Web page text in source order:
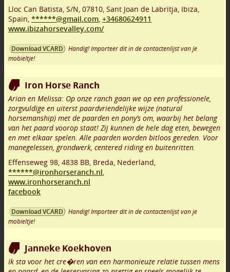
Lloc Can Batista, S/N, 07810, Sant Joan de Labritja, Ibiza,
Spain, ******@gmail.com, +34680624911
www.ibizahorsevalley.com/
Download VCARD
Handig! Importeer dit in de contactenlijst van je
mobieltje!
Iron Horse Ranch
Arian en Melissa: Op onze ranch gaan we op een professionele,
zorgvuldige en uiterst paardvriendelijke wijze (natural
horsemanship) met de paarden en pony’s om, waarbij het belang
van het paard voorop staat! Zij kunnen de hele dag eten, bewegen
en met elkaar spelen. Alle paarden worden bitloos gereden. Voor
manegelessen, grondwerk, centered riding en buitenritten.
Effenseweg 98, 4838 BB, Breda, Nederland,
******@ironhorseranch.nl,
www.ironhorseranch.nl
facebook
Download VCARD
Handig! Importeer dit in de contactenlijst van je
mobieltje!
Janneke Koekhoven
Ik sta voor het cre�ren van een harmonieuze relatie tussen mens